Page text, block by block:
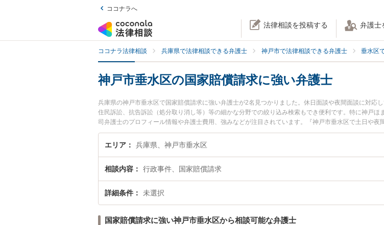
ココナラへ
法律相談を投稿する 弁護士
ココナラ法律相談 兵庫県で法律相談できる弁護士 神戸市で法律相談できる弁護士 垂水区
神戸市垂水区の国家賠償請求に強い弁護士
兵庫県の神戸市垂水区で国家賠償請求に強い弁護士が2名見つかりました。休日面談や夜間面談に対応
住民訴訟、抗告訴訟（処分取り消し等）等の細かな分野での絞り込み検索もでき便利です。特に神戸
司弁護士のプロフィール情報や弁護士費用、強みなどが注目されています。『神戸市垂水区で土日や
家賠償請求のトラブル解決の実績豊富な近くの弁護士を検索したい』『初回相談無料で国家賠償請求
相談者さんにおすすめです。
エリア 兵庫県、神戸市垂水区
相談内容 行政事件、国家賠償請求
詳細条件 未選択
国家賠償請求に強い神戸市垂水区から相談可能な弁護士